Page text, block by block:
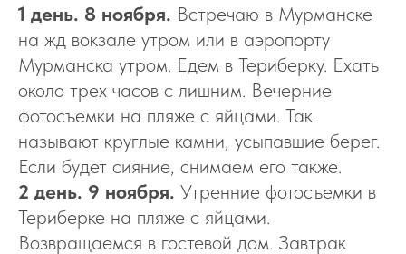
1 день. 8 ноября. Встречаю в Мурманске
на жд вокзале утром или в аэропорту
Мурманска утром. Едем в Териберку. Ехать
около трех часов с лишним. Вечерние
фотосъемки на пляже с яйцами. Так
называют круглые камни, усыпавшие берег.
Если будет сияние, снимаем его также.
2 день. 9 ноября. Утренние фотосъемки в
Териберке на пляже с яйцами.
Возвращаемся в гостевой дом. Завтрак